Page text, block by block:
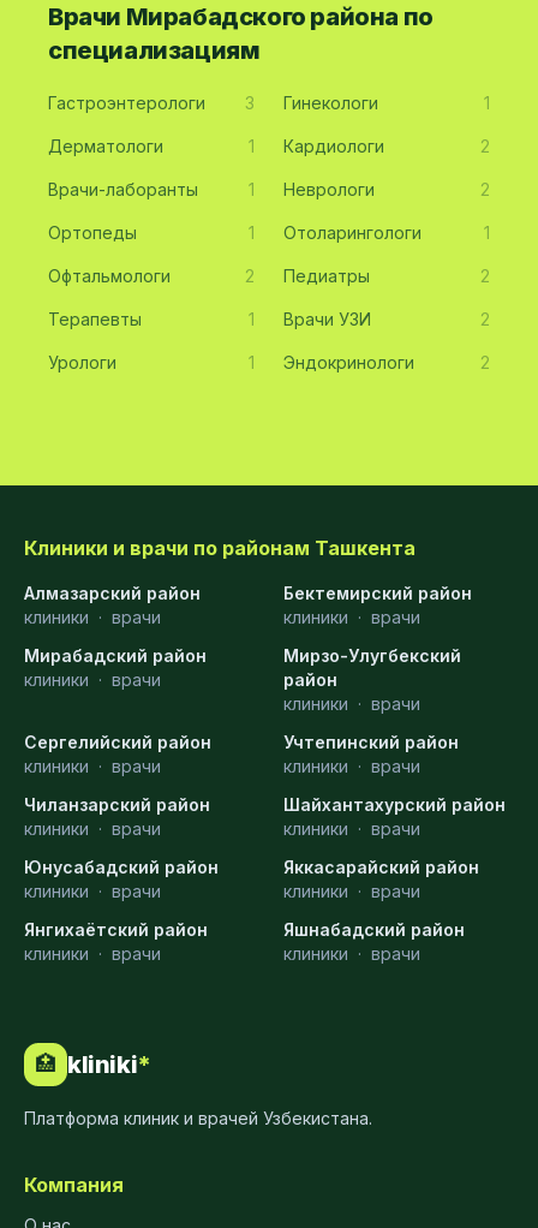
Врачи Мирабадского района по
специализациям
Гастроэнтерологи 3 Гинекологи 1
Дерматологи 1 Кардиологи 2
Врачи-лаборанты 1 Неврологи 2
Ортопеды 1 Отоларингологи 1
Офтальмологи 2 Педиатры 2
Терапевты 1 Врачи УЗИ 2
Урологи 1 Эндокринологи 2
Клиники и врачи по районам Ташкента
Алмазарский район
клиники · врачи
Бектемирский район
клиники · врачи
Мирабадский район
клиники · врачи
Мирзо-Улугбекский
район
клиники · врачи
Сергелийский район
клиники · врачи
Учтепинский район
клиники · врачи
Чиланзарский район
клиники · врачи
Шайхантахурский район
клиники · врачи
Юнусабадский район
клиники · врачи
Яккасарайский район
клиники · врачи
Янгихаётский район
клиники · врачи
Яшнабадский район
клиники · врачи
🏥 kliniki*
Платформа клиник и врачей Узбекистана.
Компания